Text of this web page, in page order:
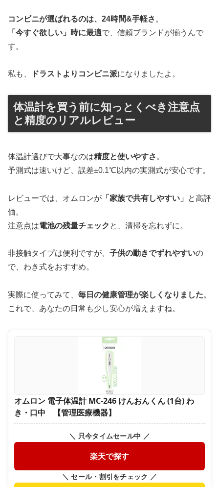
コンビニが選ばれるのは、24時間&手軽さ 。
「今すぐ欲しい」時に最適で、信頼ブランドが揃うんで
す。
私も、 ドラストよりコンビニ派になりましたよ。
体温計を買う前に知っとくべき注意点
と精度のリアルレビュー
体温計選びで大事なのは精度と使いやすさ 。
予測式は速いけど、誤差±0.1℃以内の実測式が安心です。
レビューでは、オムロンが 「家族で共有しやすい」
と高評
価。
注意点は電池の残量チェック と、清掃を忘れずに。
非接触タイプは便利ですが、 子供の動きでずれやすいの
で、わき式をおすすめ。
実際に使ってみて、 毎日の健康管理が楽しくなりました。
これで、あなたの日常も少し安心が増えますね。
オムロン 電子体温計 MC-246 けんおんくん (1台) わ
き・口中 【管理医療機器】
＼ 只今タイムセール中 ／
楽天で探す
＼ セール・割引をチェック ／